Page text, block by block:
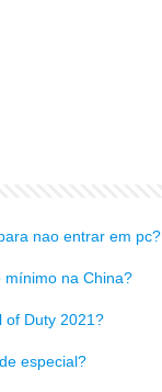
nao entrar em pc?
mínimo na China?
of Duty 2021?
especial?